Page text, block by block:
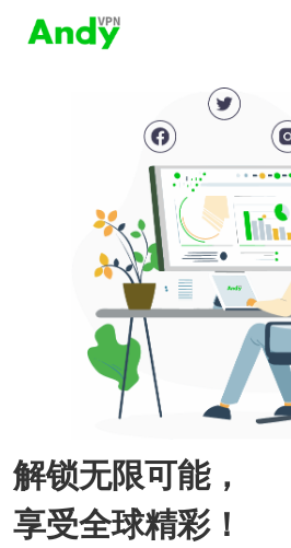
解锁无限可能，
享受全球精彩！